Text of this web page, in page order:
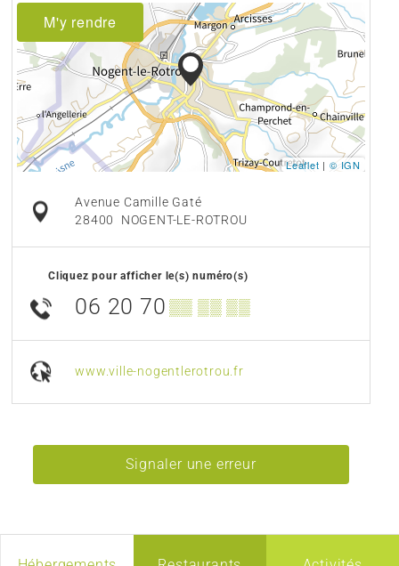
M'y rendre
Leaflet | © IGN
Avenue Camille Gaté
28400
NOGENT-LE-ROTROU
Cliquez pour afficher le(s) numéro(s)
06 20 70 ▒▒ ▒▒ ▒▒
www.ville-nogentlerotrou.fr
Signaler une erreur